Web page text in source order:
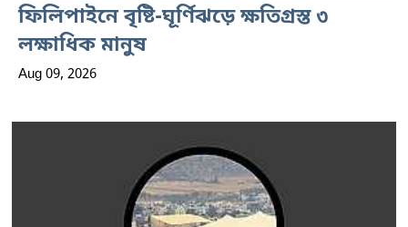
ফিলিপাইনে বৃষ্টি-ঘূর্ণিঝড়ে ক্ষতিগ্রস্ত ৩
লক্ষাধিক মানুষ
Aug 09, 2026